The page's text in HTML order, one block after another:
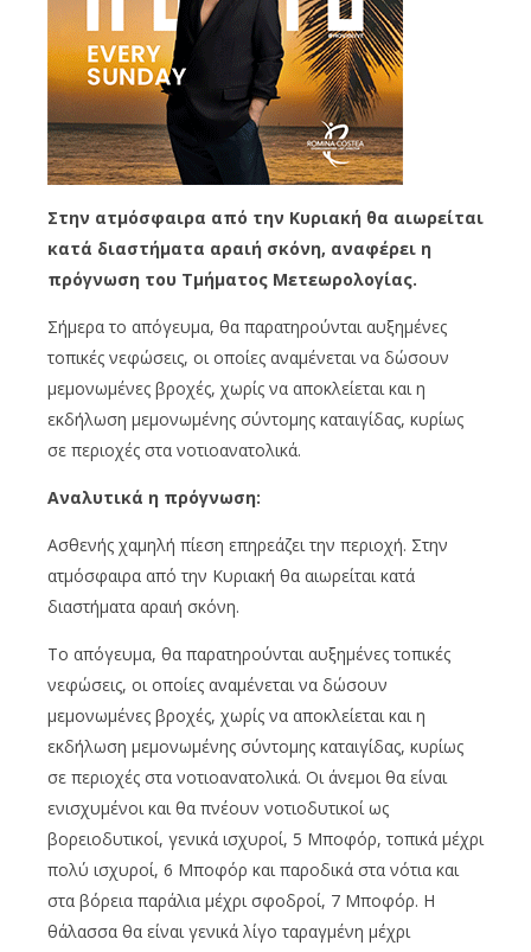
Στην ατμόσφαιρα από την Κυριακή θα αιωρείται
κατά διαστήματα αραιή σκόνη, αναφέρει η
πρόγνωση του Τμήματος Μετεωρολογίας.
Σήμερα το απόγευμα, θα παρατηρούνται αυξημένες
τοπικές νεφώσεις, οι οποίες αναμένεται να δώσουν
μεμονωμένες βροχές, χωρίς να αποκλείεται και η
εκδήλωση μεμονωμένης σύντομης καταιγίδας, κυρίως
σε περιοχές στα νοτιοανατολικά.
Αναλυτικά η πρόγνωση:
Ασθενής χαμηλή πίεση επηρεάζει την περιοχή. Στην
ατμόσφαιρα από την Κυριακή θα αιωρείται κατά
διαστήματα αραιή σκόνη.
Το απόγευμα, θα παρατηρούνται αυξημένες τοπικές
νεφώσεις, οι οποίες αναμένεται να δώσουν
μεμονωμένες βροχές, χωρίς να αποκλείεται και η
εκδήλωση μεμονωμένης σύντομης καταιγίδας, κυρίως
σε περιοχές στα νοτιοανατολικά. Οι άνεμοι θα είναι
ενισχυμένοι και θα πνέουν νοτιοδυτικοί ως
βορειοδυτικοί, γενικά ισχυροί, 5 Μποφόρ, τοπικά μέχρι
πολύ ισχυροί, 6 Μποφόρ και παροδικά στα νότια και
στα βόρεια παράλια μέχρι σφοδροί, 7 Μποφόρ. Η
θάλασσα θα είναι γενικά λίγο ταραγμένη μέχρι